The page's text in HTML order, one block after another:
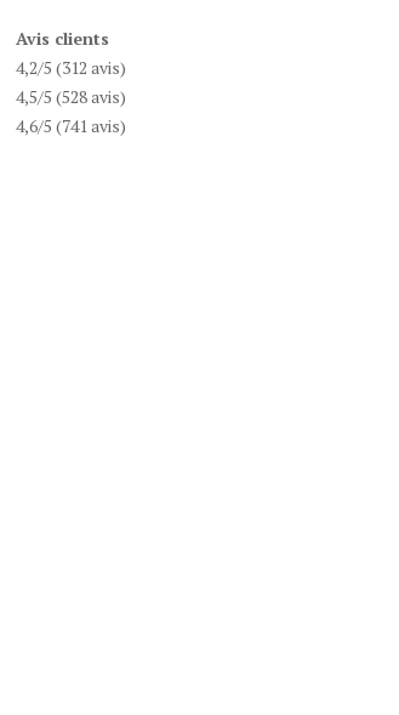
Avis clients
4,2/5 (312 avis)
4,5/5 (528 avis)
4,6/5 (741 avis)